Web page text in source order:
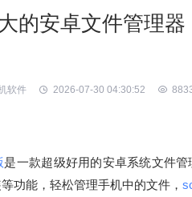
的安卓文件管理
软件 2026-07-30 04:30:52
是一款超级好用的安卓系统文件管
功能，轻松管理手机中的文件，